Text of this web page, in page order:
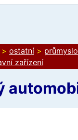
> ostatní >
zařízení